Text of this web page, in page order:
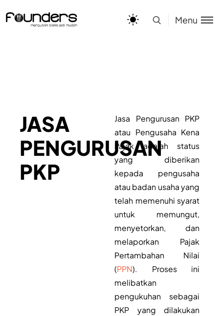
Menu
JASA
PENGURUSAN
PKP
Jasa Pengurusan PKP
atau Pengusaha Kena
Pajak adalah status
yang diberikan
kepada pengusaha
atau badan usaha yang
telah memenuhi syarat
untuk memungut,
menyetorkan, dan
melaporkan Pajak
Pertambahan Nilai
(PPN). Proses ini
melibatkan
pengukuhan sebagai
PKP yang dilakukan